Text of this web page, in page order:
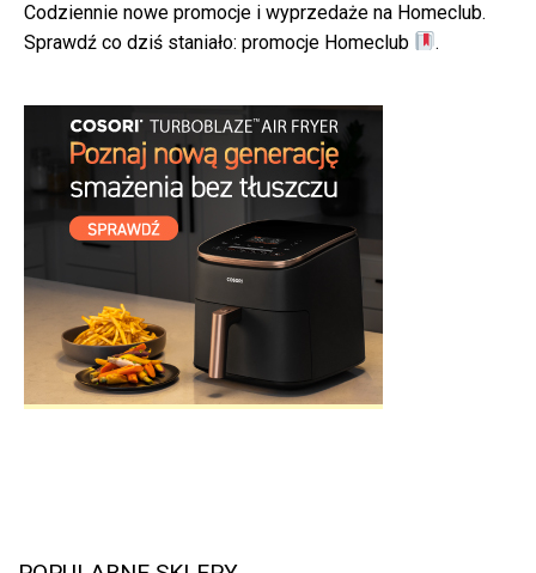
Codziennie nowe promocje i wyprzedaże na Homeclub.
Sprawdź co dziś staniało: promocje Homeclub .